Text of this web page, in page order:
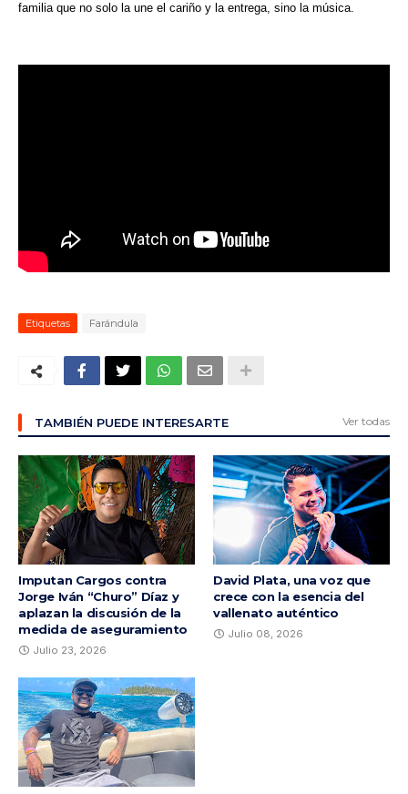
familia que no solo la une el cariño y la entrega, sino la música.
Etiquetas Farándula
TAMBIÉN PUEDE INTERESARTE Ver todas
Imputan Cargos contra
Jorge Iván “Churo” Díaz y
aplazan la discusión de la
medida de aseguramiento
Julio 23, 2026
David Plata, una voz que
crece con la esencia del
vallenato auténtico
Julio 08, 2026